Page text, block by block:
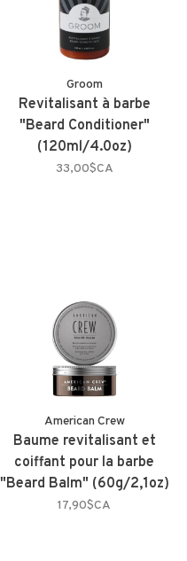
Groom
Revitalisant à barbe
"Beard Conditioner"
(120ml/4.0oz)
33,00$CA
American Crew
Baume revitalisant et
coiffant pour la barbe
"Beard Balm" (60g/2,1oz)
17,90$CA